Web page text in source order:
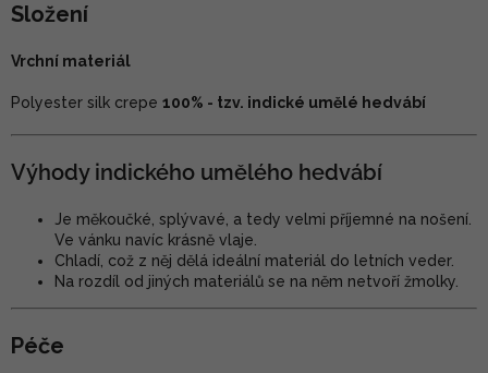
Složení
Vrchní materiál
Polyester silk crepe 100% - tzv. indické umělé hedvábí
Výhody indického umělého hedvábí
Je měkoučké, splývavé, a tedy velmi příjemné na nošení.
Ve vánku navíc krásně vlaje.
Chladí, což z něj dělá ideální materiál do letních veder.
Na rozdíl od jiných materiálů se na něm netvoří žmolky.
Péče